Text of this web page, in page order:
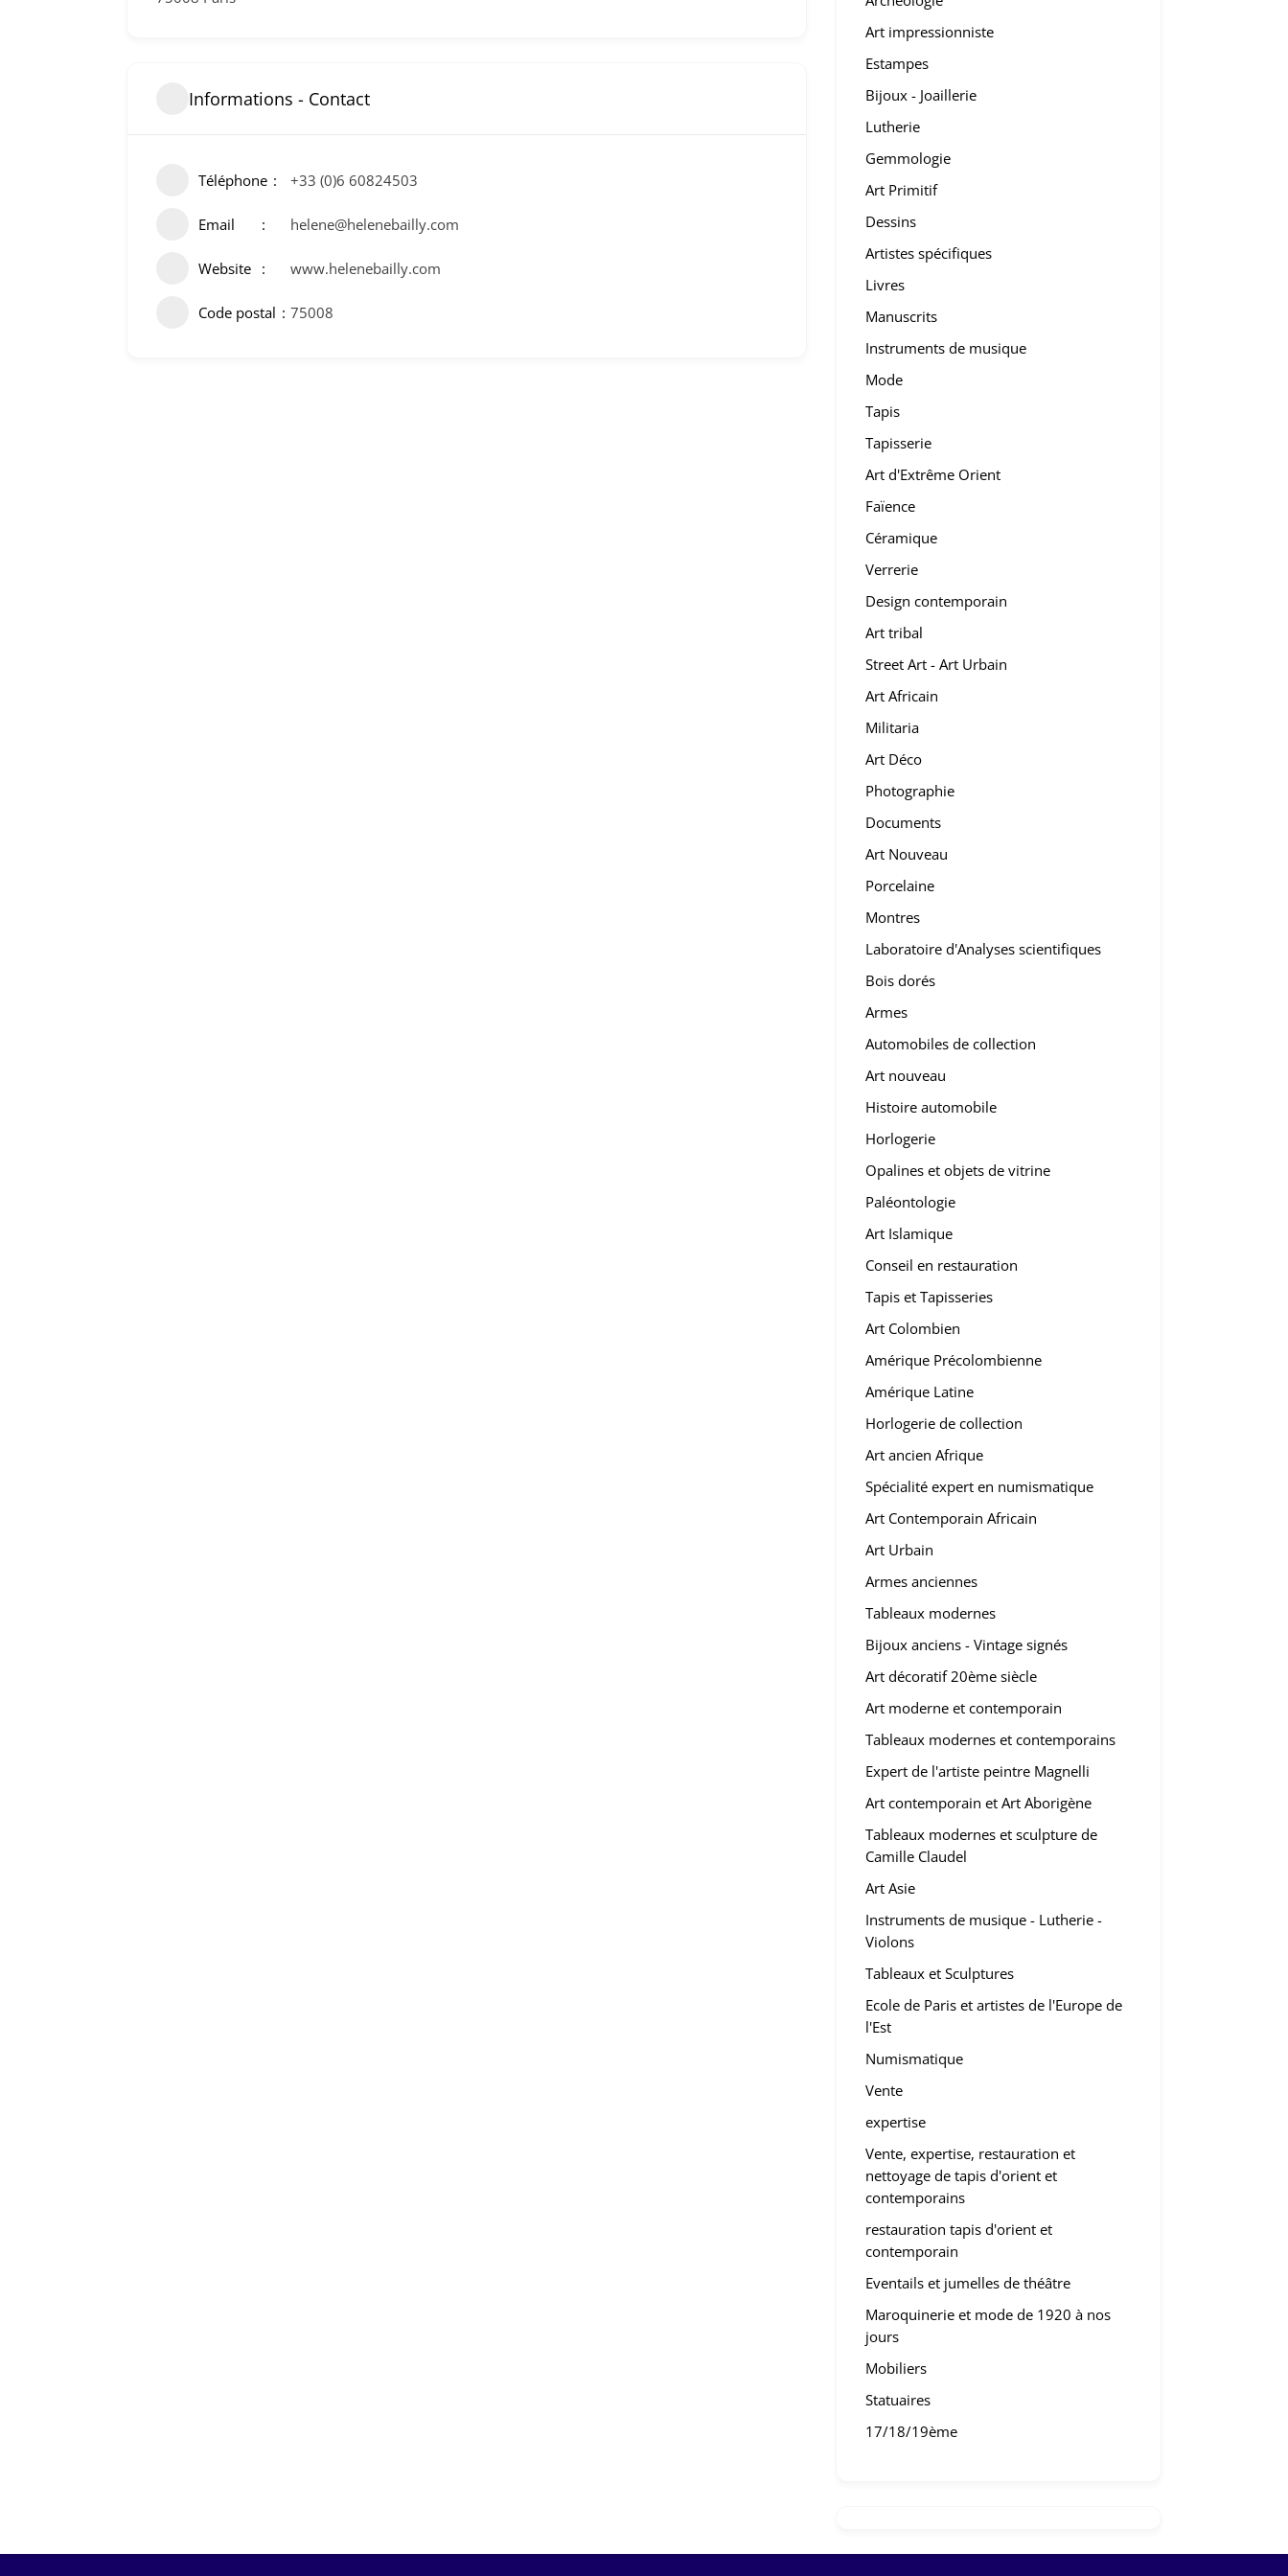
Informations - Contact
Téléphone +33 (0)6 60824503
Email helene@helenebailly.com
Website www.helenebailly.com
Code postal 75008
Art impressionniste
Estampes
Bijoux - Joaillerie
Lutherie
Gemmologie
Art Primitif
Dessins
Artistes spécifiques
Livres
Manuscrits
Instruments de musique
Mode
Tapis
Tapisserie
Art d'Extrême Orient
Faïence
Céramique
Verrerie
Design contemporain
Art tribal
Street Art - Art Urbain
Art Africain
Militaria
Art Déco
Photographie
Documents
Art Nouveau
Porcelaine
Montres
Laboratoire d'Analyses scientifiques
Bois dorés
Armes
Automobiles de collection
Art nouveau
Histoire automobile
Horlogerie
Opalines et objets de vitrine
Paléontologie
Art Islamique
Conseil en restauration
Tapis et Tapisseries
Art Colombien
Amérique Précolombienne
Amérique Latine
Horlogerie de collection
Art ancien Afrique
Spécialité expert en numismatique
Art Contemporain Africain
Art Urbain
Armes anciennes
Tableaux modernes
Bijoux anciens - Vintage signés
Art décoratif 20ème siècle
Art moderne et contemporain
Tableaux modernes et contemporains
Expert de l'artiste peintre Magnelli
Art contemporain et Art Aborigène
Tableaux modernes et sculpture de
Camille Claudel
Art Asie
Instruments de musique - Lutherie -
Violons
Tableaux et Sculptures
Ecole de Paris et artistes de l'Europe de
l'Est
Numismatique
Vente
expertise
Vente, expertise, restauration et
nettoyage de tapis d'orient et
contemporains
restauration tapis d'orient et
contemporain
Eventails et jumelles de théâtre
Maroquinerie et mode de 1920 à nos
jours
Mobiliers
Statuaires
17/18/19ème